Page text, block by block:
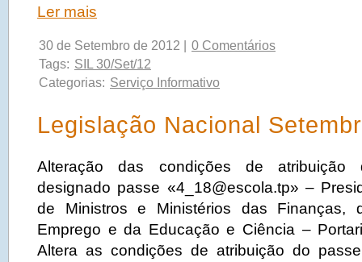
Ler mais
30 de Setembro de 2012 |
0 Comentários
Tags: SIL 30/Set/12
Categorias: Serviço Informativo
Legislação Nacional
Alteração das condições de atribuição
designado passe «4_18@escola.tp» –
de Ministros e Ministérios das Finanças,
Emprego e da Educação e Ciência –
Altera as condições de atribuição do